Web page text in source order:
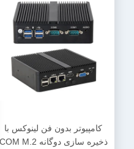
کامپیوتر بدون فن لینوکس با
ذخیره سازی دوگانه COM M.2